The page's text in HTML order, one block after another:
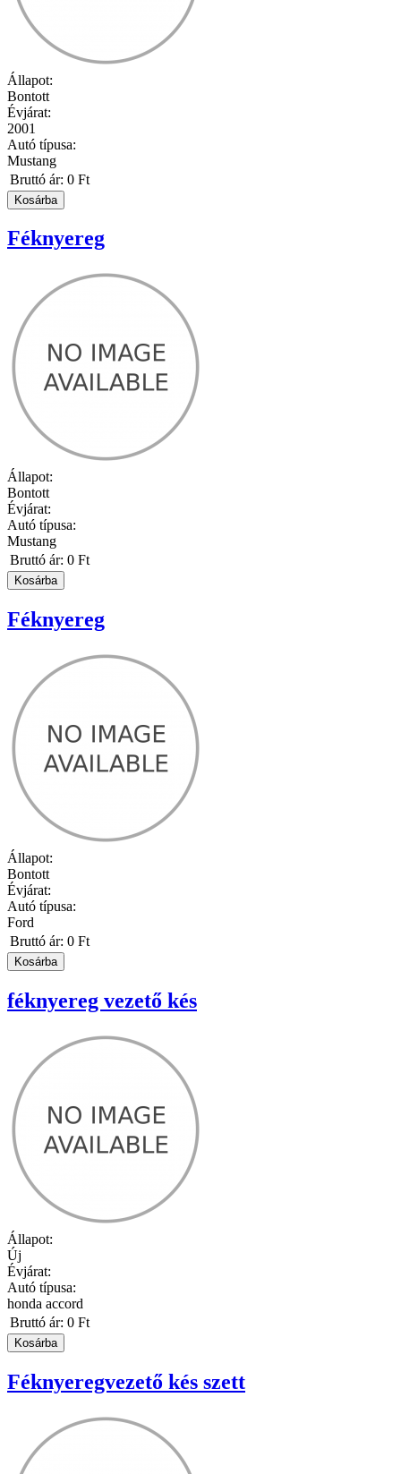
Állapot:
Bontott
Évjárat:
2001
Autó típusa:
Mustang
Bruttó ár: 0 Ft
Féknyereg
Állapot:
Bontott
Évjárat:
Autó típusa:
Mustang
Bruttó ár: 0 Ft
Féknyereg
Állapot:
Bontott
Évjárat:
Autó típusa:
Ford
Bruttó ár: 0 Ft
féknyereg vezető kés
Állapot:
Új
Évjárat:
Autó típusa:
honda accord
Bruttó ár: 0 Ft
Féknyeregvezető kés szett